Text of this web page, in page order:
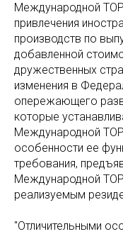
Международной
привлечения
производств по
добавленной
дружественных
изменения в
опережающего
которые
Международной
особенности ее
требования,
Международной
реализуемым
"Отличительными